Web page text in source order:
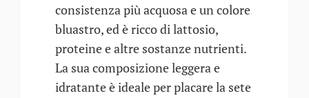
consistenza più acquosa e un colore
bluastro, ed è ricco di lattosio,
proteine e altre sostanze nutrienti.
La sua composizione leggera e
idratante è ideale per placare la sete